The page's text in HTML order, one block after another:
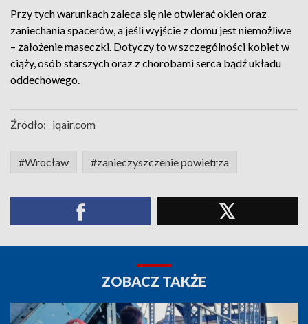
Przy tych warunkach zaleca się nie otwierać okien oraz
zaniechania spacerów, a jeśli wyjście z domu jest niemożliwe
– założenie maseczki. Dotyczy to w szczególności kobiet w
ciąży, osób starszych oraz z chorobami serca bądź układu
oddechowego.
Źródło: iqair.com
#Wrocław #zanieczyszczenie powietrza
ZOBACZ TAKŻE